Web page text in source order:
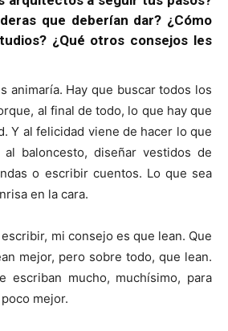
que deberían dar? ¿Cómo
¿Qué otros consejos les
animaría. Hay que buscar todos los
al final de todo, lo que hay que
Y al felicidad viene de hacer lo que
baloncesto, diseñar vestidos de
o escribir cuentos. Lo que sea
en la cara.
mi consejo es que lean. Que
mejor, pero sobre todo, que lean.
escriban mucho, muchísimo, para
mejor.